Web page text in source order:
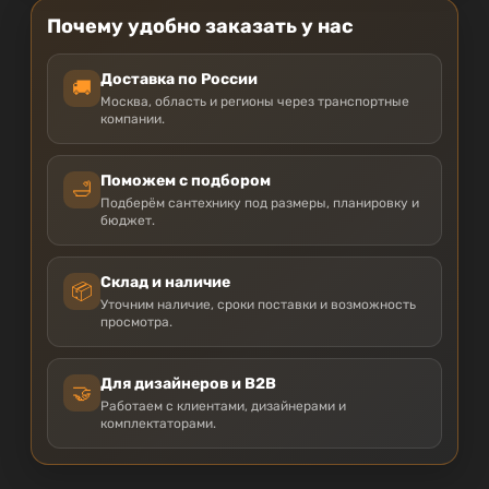
Почему удобно заказать у нас
🚚 Доставка по России
Москва, область и регионы через транспортные
компании.
🛁 Поможем с подбором
Подберём сантехнику под размеры, планировку и
бюджет.
📦 Склад и наличие
Уточним наличие, сроки поставки и возможность
просмотра.
🤝 Для дизайнеров и B2B
Работаем с клиентами, дизайнерами и
комплектаторами.